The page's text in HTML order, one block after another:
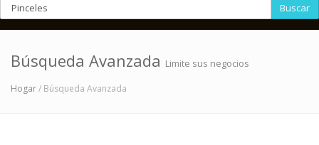
Buscar
Búsqueda Avanzada Limite sus negocios
Hogar/ Búsqueda Avanzada